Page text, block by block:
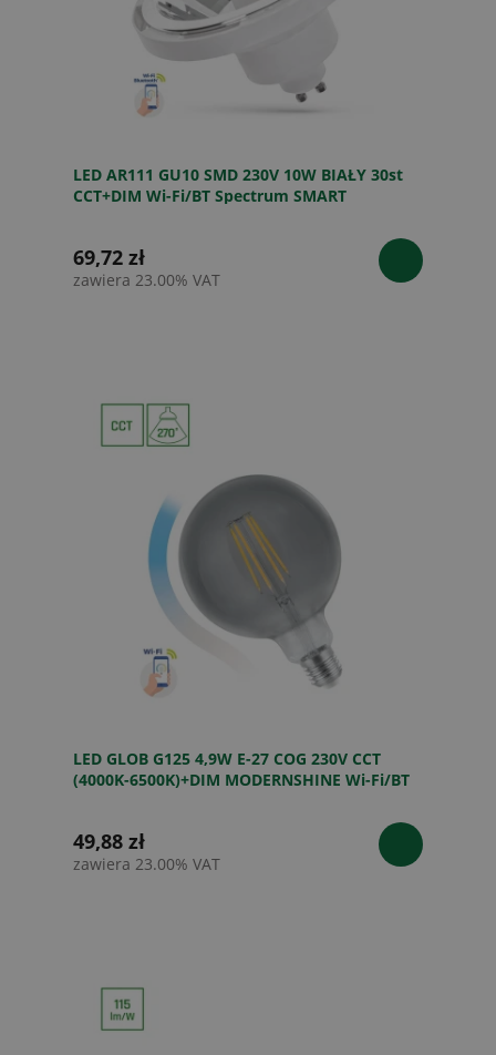
LED AR111 GU10 SMD 230V 10W BIAŁY 30st
CCT+DIM Wi-Fi/BT Spectrum SMART
69,72 zł
zawiera 23.00% VAT
LED GLOB G125 4,9W E-27 COG 230V CCT
(4000K-6500K)+DIM MODERNSHINE Wi-Fi/BT
49,88 zł
zawiera 23.00% VAT